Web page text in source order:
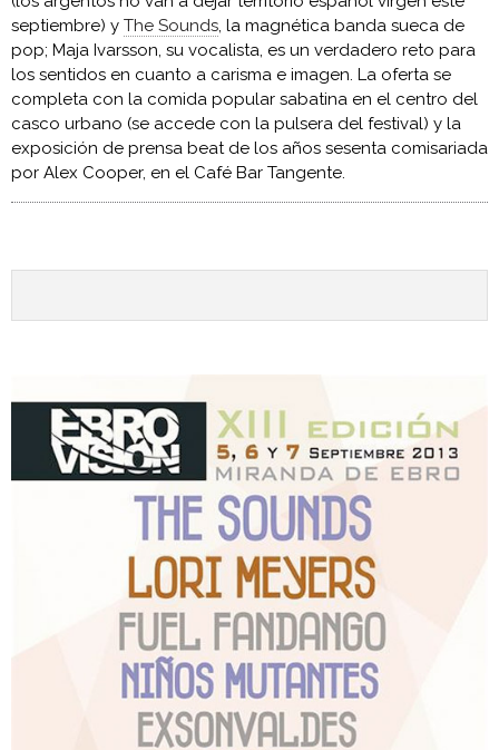
septiembre) y The Sounds, la magnética banda sueca de
pop; Maja Ivarsson, su vocalista, es un verdadero reto para
los sentidos en cuanto a carisma e imagen. La oferta se
completa con la comida popular sabatina en el centro del
casco urbano (se accede con la pulsera del festival) y la
exposición de prensa beat de los años sesenta comisariada
por Alex Cooper, en el Café Bar Tangente.